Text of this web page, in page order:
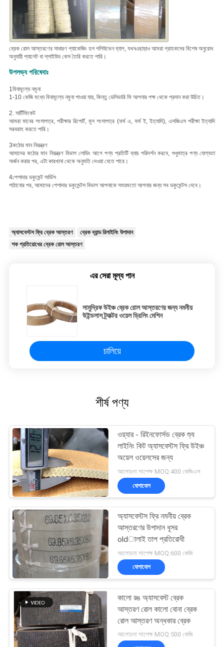
ব্রেক রোল আস্তরণের সাধারণ প্যাকেজিং হল পলিউভেন ব্যাগ, যখনএছাড়াও আমরা গ্রাহকদের বিশেষ অনুরোধ
অনুযায়ী প্যালেট বা প্লাইউড কেস তৈরি করতে পারি।
উপলভ্য পরিষেবাঃ
1বিনামূল্যে নমুনা
1-10 কেজি মধ্যে বিনামূল্যে নমুনা পাওয়া যায়, কিন্তু ডেলিভারি ফি আপনার পক্ষ থেকে প্রদান করা উচিত।
2. সার্টিফিকেট
আমরা মানের শংসাপত্র, পরীক্ষার রিপোর্ট, মূল শংসাপত্র (ফর্ম এ, ফর্ম ই, ইত্যাদি), এসজিএস পরীক্ষা ইত্যাদি
সরবরাহ করতে পারি।
3কঠোর মান নিয়ন্ত্রণ
আমাদের কঠোর মান নিয়ন্ত্রণ বিভাগ লোডিং আগে পণ্য প্রতিটি ব্যাচ পরিদর্শন করবে, শুধুমাত্র পণ্য যোগ্যতা
অর্জন করার পর, এটা কারখানা থেকে অনুমতি দেওয়া যেতে পারে।
4পেশাদার ডকুমেন্ট সার্ভিস
পাঠানোর পর, আমাদের পেশাদার ডকুমেন্টস বিভাগ আপনাকে সময়মতো আপনার জন্য সব ডকুমেন্টস দেবে।
অ্যাসবেস্টস ফ্রি ব্রেক আস্তরণ
ব্রেক ব্যান্ড রিলাইনিং উপাদান
শক প্রতিরোধের ব্রেক রোল আস্তরণ
এর সেরা মূল্য পান
সামুদ্রিক উইঞ্চ ব্রেক রোল আস্তরণের জন্য নমনীয়
উইন্ডলাস ট্র্যাক্টর ওয়েল ড্রিলিং মেশিন
চালিয়ে
শীর্ষ পণ্য
ওয়্যার - রিইনফোর্সড ব্রেক শ্যু
লাইনিং কিট অ্যাসবেস্টস ফ্রি উইঞ্চ
অয়েল ওয়েলসের জন্য
আলোচনা সাপেক্ষ MOQ:400 কেজিএস
যোগাযোগ
অ্যাসবেস্টস ফ্রি নমনীয় ব্রেক
আস্তরণের উপাদান ধূসর
oldালাই তাপ প্রতিরোধী
আলোচনা সাপেক্ষ MOQ:600 কেজি
যোগাযোগ
কালো রঙ অ্যাসবেস্ট ব্রেক
আস্তরণ রোল কালো বোনা ব্রেক
রোল আস্তরণ অন্ধকার ব্রেক
আলোচনা সাপেক্ষ MOQ:500 কেজি